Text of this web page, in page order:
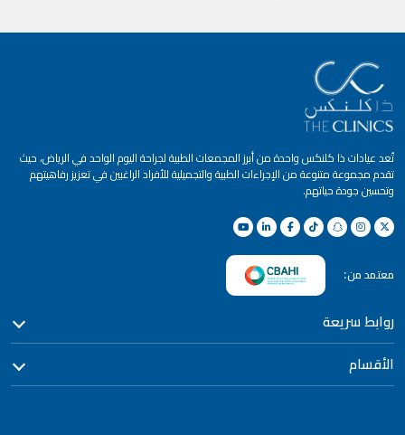
تُعد عيادات ذا كلنكس واحدة من أبرز المجمعات الطبية لجراحة اليوم الواحد في الرياض، حيث
تقدم مجموعة متنوعة من الإجراءات الطبية والتجميلية للأفراد الراغبين في تعزيز رفاهيتهم
وتحسين جودة حياتهم.
معتمد من:
روابط سريعة
الأقسام